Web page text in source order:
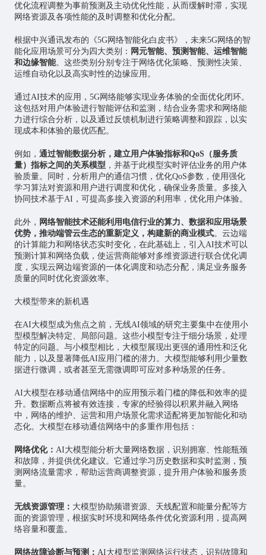
优化流程调整为事前预测及主动优化性能，从而缓解时滞，实现
网络资源及各项性能的及时调整和优化分配。
根据中兴通讯发布的《5G网络智能化白皮书》，未来5G网络的智
能化应用场景可分为四大类别： 网元智能、预测智能、运维智能
和边缘智能。这些类别分别专注于网络优化策略、预测性决策、
运维自动化以及高实时性的边缘应用。
通过AI技术的应用，5G网络能够实现业务体验的全面优化闭环。
这包括对用户体验进行智能评估和监测，结合业务需求和网络能
力进行综合分析，以及通过反馈机制进行策略调整和跟踪，以实
现成本和体验的最优匹配。
例如， 通过智能数据分析，建立用户体验指标和QoS（服务质
量）指标之间的关系模型 ，并基于此模型实时评估业务的用户体
验质量。同时，分析用户的通信习惯，优化QoS参数，使用强化
学习算法对资源和用户进行调度和优化，确保业务质量。多接入
协同技术基于AI，可提高多接入资源的利用率，优化用户体验。
此外， 网络智能技术还能利用电信行业的算力、数据和应用场景
优势，推动端管云生态的重新定义，构建新的商业模式。云边端
的计算能力和网络状态实时变化，在此基础上，引入AI技术可以
预测计算和网络负载，使运营商能够对多维资源进行联合优化调
度，实现云网边端资源的一体化调度和动态分配，满足业务服务
质量的同时优化资源效率。
大模型带来的新机遇
在AI大模型成为焦点之前，无线AI领域的研究主要集中在使用小
型模型解决特定、局部问题。这些小模型专注于细分场景，处理
特定的问题。与小模型相比，大模型展现出更强的通用性和泛化
能力，以及显著降低AI应用门槛的潜力。大模型能够利用少量数
据进行微调，或者甚至无需微调即可应对多种场景的任务。
AI大模型在移动通信网络中的应用预示着门槛的降低和效率的提
升。数据断点将被有效连接，专家的经验得以积累并融入网络
中，网络的维护、运营和用户场景化需求适配将更加智能化和动
态化。大模型在移动通信网络中的多重作用包括：
网络优化： AI大模型能分析大量网络数据，识别拥塞、性能瓶颈
和故障，并提供优化建议。它通过学习历史数据和实时监测，预
测网络流量需求，帮助运营商调整资源，提升用户体验和服务质
量。
无线资源管理： 大模型协助频谱资源、天线配置和能量分配等方
面的资源管理，根据实时环境和网络条件优化资源利用，提高网
络容量和覆盖。
网络故障诊断与预测： AI大模型监测网络运行状态，识别故障和